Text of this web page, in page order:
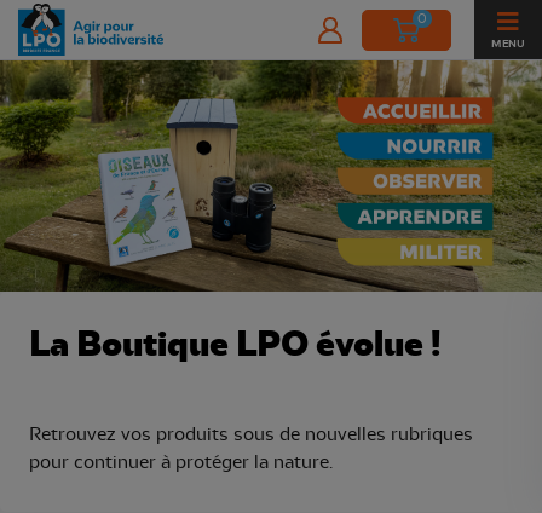
0
MENU
Boutique de la Ligue pour la
La Boutique LPO évolue !
Retrouvez vos produits sous de nouvelles rubriques
pour continuer à protéger la nature.